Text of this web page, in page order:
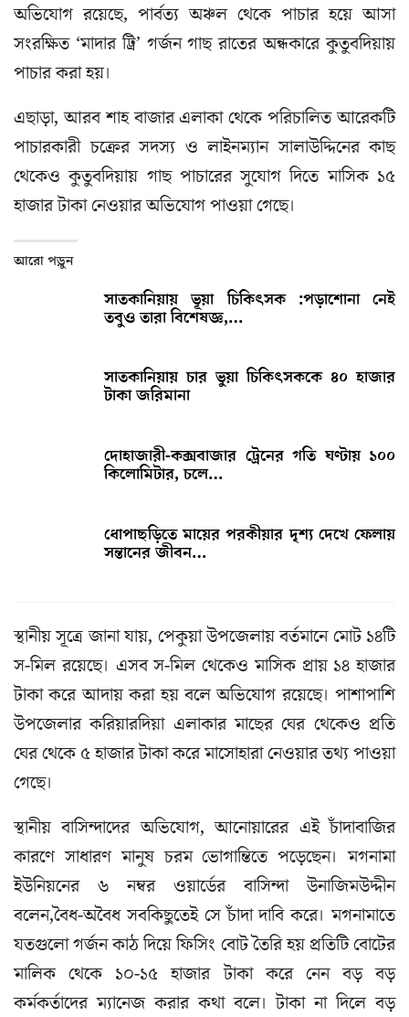
অভিযোগ রয়েছে, পার্বত্য অঞ্চল থেকে পাচার হয়ে আসা
সংরক্ষিত ‘মাদার ট্রি’ গর্জন গাছ রাতের অন্ধকারে কুতুবদিয়ায়
পাচার করা হয়।
এছাড়া, আরব শাহ বাজার এলাকা থেকে পরিচালিত আরেকটি
পাচারকারী চক্রের সদস্য ও লাইনম্যান সালাউদ্দিনের কাছ
থেকেও কুতুবদিয়ায় গাছ পাচারের সুযোগ দিতে মাসিক ১৫
হাজার টাকা নেওয়ার অভিযোগ পাওয়া গেছে।
আরো পড়ুন
সাতকানিয়ায় ভূয়া চিকিৎসক :পড়াশোনা নেই
তবুও তারা বিশেষজ্ঞ,…
সাতকানিয়ায় চার ভুয়া চিকিৎসককে ৪০ হাজার
টাকা জরিমানা
দোহাজারী-কক্সবাজার ট্রেনের গতি ঘণ্টায় ১০০
কিলোমিটার, চলে…
ধোপাছড়িতে মায়ের পরকীয়ার দৃশ্য দেখে ফেলায়
সন্তানের জীবন…
স্থানীয় সূত্রে জানা যায়, পেকুয়া উপজেলায় বর্তমানে মোট ১৪টি
স-মিল রয়েছে। এসব স-মিল থেকেও মাসিক প্রায় ১৪ হাজার
টাকা করে আদায় করা হয় বলে অভিযোগ রয়েছে। পাশাপাশি
উপজেলার করিয়ারদিয়া এলাকার মাছের ঘের থেকেও প্রতি
ঘের থেকে ৫ হাজার টাকা করে মাসোহারা নেওয়ার তথ্য পাওয়া
গেছে।
স্থানীয় বাসিন্দাদের অভিযোগ, আনোয়ারের এই চাঁদাবাজির
কারণে সাধারণ মানুষ চরম ভোগান্তিতে পড়েছেন। মগনামা
ইউনিয়নের ৬ নম্বর ওয়ার্ডের বাসিন্দা উনাজিমউদ্দীন
বলেন,বৈধ-অবৈধ সবকিছুতেই সে চাঁদা দাবি করে। মগনামাতে
যতগুলো গর্জন কাঠ দিয়ে ফিসিং বোট তৈরি হয় প্রতিটি বোটের
মালিক থেকে ১০-১৫ হাজার টাকা করে নেন বড় বড়
কর্মকর্তাদের ম্যানেজ করার কথা বলে। টাকা না দিলে বড়